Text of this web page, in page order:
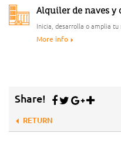
Alquiler de naves y
Inicia, desarrolla o amplia tu
More info
Share!
RETURN